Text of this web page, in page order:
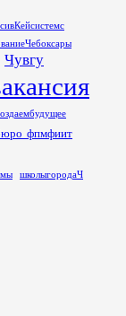
Чувгу
школыгородаЧ